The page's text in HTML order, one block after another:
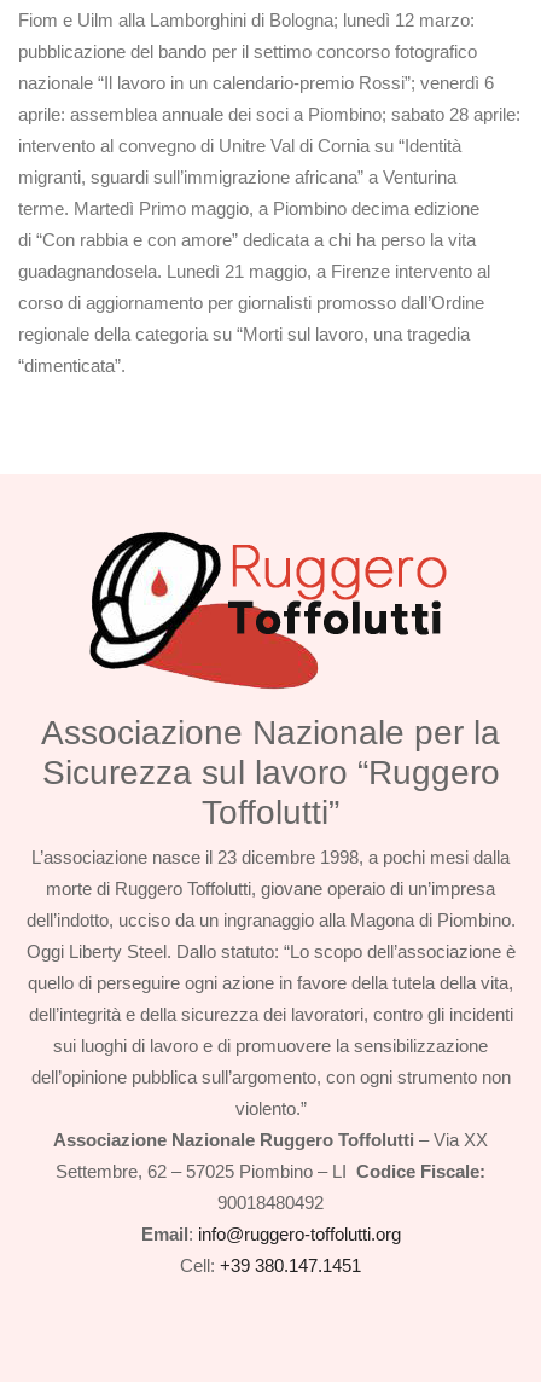
Fiom e Uilm alla Lamborghini di Bologna; lunedì 12 marzo:
pubblicazione del bando per il settimo concorso fotografico
nazionale “Il lavoro in un calendario-premio Rossi”; venerdì 6
aprile: assemblea annuale dei soci a Piombino; sabato 28 aprile:
intervento al convegno di Unitre Val di Cornia su “Identità
migranti, sguardi sull’immigrazione africana” a Venturina
terme. Martedì Primo maggio, a Piombino decima edizione
di “Con rabbia e con amore” dedicata a chi ha perso la vita
guadagnandosela. Lunedì 21 maggio, a Firenze intervento al
corso di aggiornamento per giornalisti promosso dall’Ordine
regionale della categoria su “Morti sul lavoro, una tragedia
“dimenticata”.
Associazione Nazionale per la
Sicurezza sul lavoro “Ruggero
Toffolutti”
L’associazione nasce il 23 dicembre 1998, a pochi mesi dalla
morte di Ruggero Toffolutti, giovane operaio di un’impresa
dell’indotto, ucciso da un ingranaggio alla Magona di Piombino.
Oggi Liberty Steel. Dallo statuto: “Lo scopo dell’associazione è
quello di perseguire ogni azione in favore della tutela della vita,
dell’integrità e della sicurezza dei lavoratori, contro gli incidenti
sui luoghi di lavoro e di promuovere la sensibilizzazione
dell’opinione pubblica sull’argomento, con ogni strumento non
violento.”
Associazione Nazionale Ruggero Toffolutti – Via XX
Settembre, 62 – 57025 Piombino – LI Codice Fiscale:
90018480492
Email: info@ruggero-toffolutti.org
Cell: +39 380.147.1451